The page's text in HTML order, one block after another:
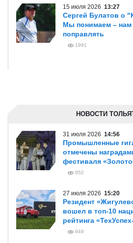
15 июля 2026 13:27
Сергей Булатов о
Мы понимаем – нам
поправлять
1991
НОВОСТИ
31 июля 2026 14:56
Промышленные
отмечены
фестиваля
952
27 июля 2026 15:20
Резидент
вошел в топ-10
рейтинга
949